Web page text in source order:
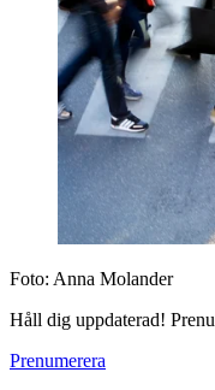
Foto: Anna Molander
Håll dig uppdaterad!
Prenumerera